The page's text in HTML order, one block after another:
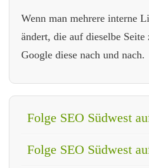
Wenn man mehrere interne
ändert, die auf dieselbe
Google diese nach und nach.
Folge SEO Südwest
Folge SEO Südwest